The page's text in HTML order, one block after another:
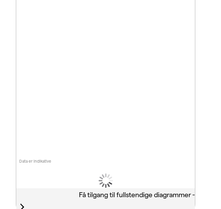
Data er indikative
Få tilgang til fullstendige diagrammer -